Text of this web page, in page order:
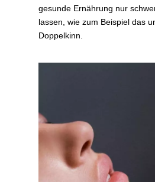
gesunde Ernährung nur
lassen, wie zum Beispiel das
Doppelkinn.